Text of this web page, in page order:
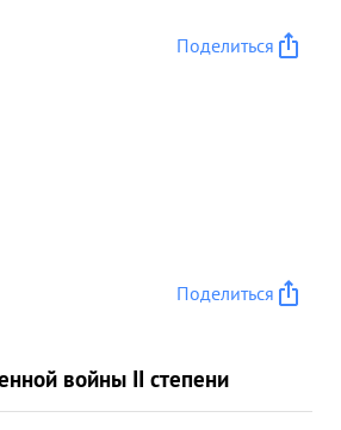
Поделиться
Поделиться
войны II степени